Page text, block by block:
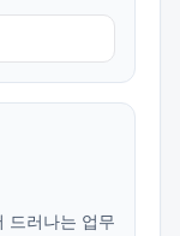
드러나는 업무